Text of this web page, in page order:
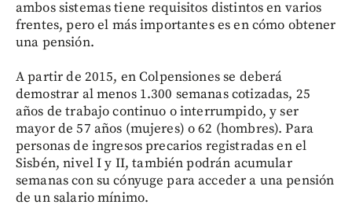
ambos sistemas tiene requisitos distintos en varios
frentes, pero el más importantes es en cómo obtener
una pensión.
A partir de 2015, en Colpensiones se deberá
demostrar al menos 1.300 semanas cotizadas, 25
años de trabajo continuo o interrumpido, y ser
mayor de 57 años (mujeres) o 62 (hombres). Para
personas de ingresos precarios registradas en el
Sisbén, nivel I y II, también podrán acumular
semanas con su cónyuge para acceder a una pensión
de un salario mínimo.